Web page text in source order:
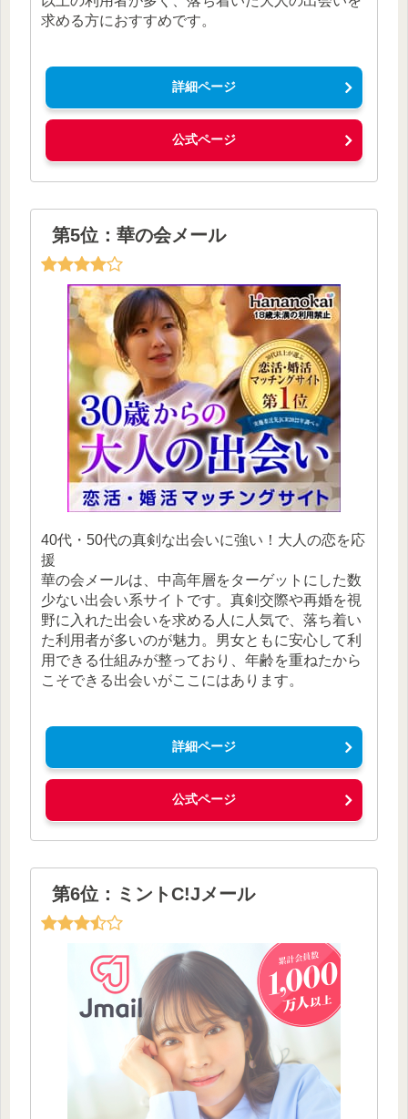
求める方におすすめです。
詳細ページ
公式ページ
第5位：華の会メール
40代・50代の真剣な出会いに強い！大人の恋を応
援
華の会メールは、中高年層をターゲットにした数
少ない出会い系サイトです。真剣交際や再婚を視
野に入れた出会いを求める人に人気で、落ち着い
た利用者が多いのが魅力。男女ともに安心して利
用できる仕組みが整っており、年齢を重ねたから
こそできる出会いがここにはあります。
詳細ページ
公式ページ
第6位：ミントC!Jメール